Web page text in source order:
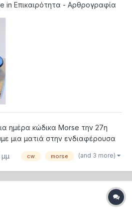
in Επικαιρότητα - Αρθρογραφία
ημέρα κώδικα Morse την 27η
μια ματιά στην ενδιαφέρουσα
mode επικοινωνίας μεγάλων
τηλέγραφος είναι μια
σημεία μεταδίδονται από
με τη βοήθεια τ...
μμ cw morse (and 3 more)